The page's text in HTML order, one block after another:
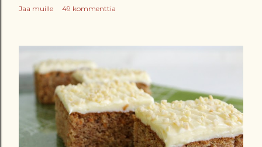
Jaa muille 49 kommenttia